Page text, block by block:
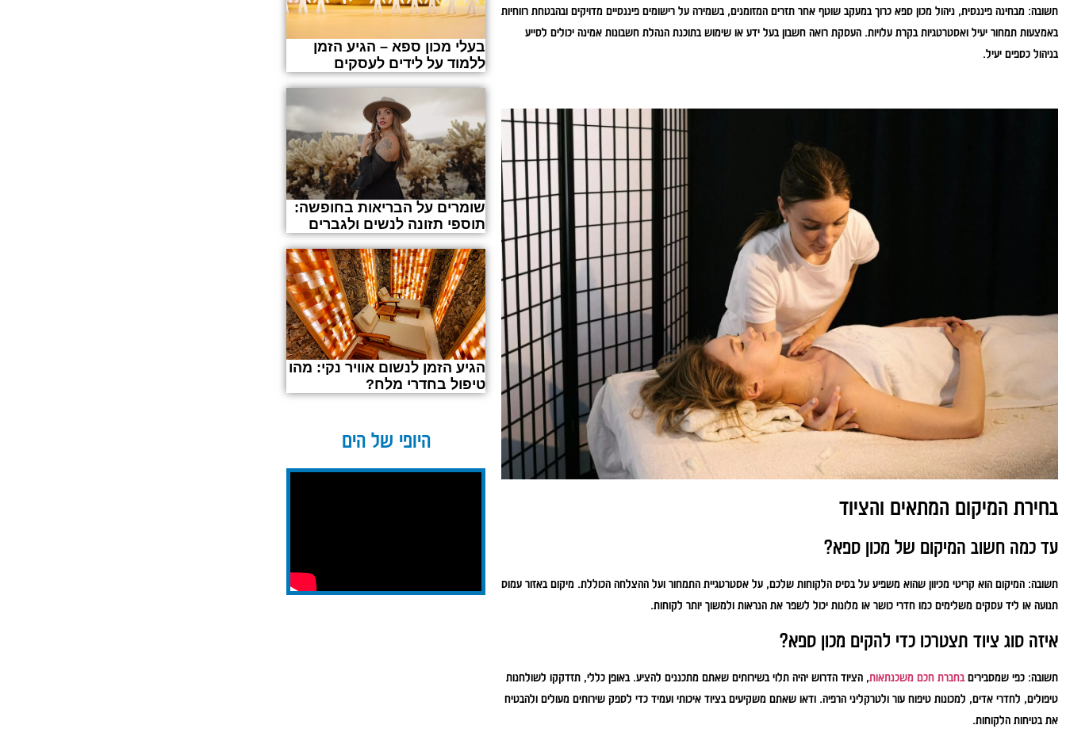
תשובה: מבחינה פיננסית, ניהול מכון ספא כרוך במעקב שוטף אחר תזרים המזומנים, בשמירה על רישומים פיננסיים מדויקים ובהבטחת רווחיות
באמצעות תמחור יעיל ואסטרטגיות בקרת עלויות. העסקת רואה חשבון בעל ידע או שימוש בתוכנת הנהלת חשבונות אמינה יכולים לסייע
בניהול כספים יעיל.
בחירת המיקום המתאים והציוד
עד כמה חשוב המיקום של מכון ספא?
תשובה: המיקום הוא קריטי מכיוון שהוא משפיע על בסיס הלקוחות שלכם, על אסטרטגיית התמחור ועל ההצלחה הכוללת. מיקום באזור עמוס
תנועה או ליד עסקים משלימים כמו חדרי כושר או מלונות יכול לשפר את הנראות ולמשוך יותר לקוחות.
איזה סוג ציוד תצטרכו כדי להקים מכון ספא?
תשובה: כפי שמסבירים בחברת חכם משכנתאות, הציוד הדרוש יהיה תלוי בשירותים שאתם מתכננים להציע. באופן כללי, תזדקקו לשולחנות
טיפולים, לחדרי אדים, למכונות טיפוח עור ולטרקליני הרפיה. ודאו שאתם משקיעים בציוד איכותי ועמיד כדי לספק שירותים מעולים ולהבטיח
את בטיחות הלקוחות.
בעלי מכון ספא – הגיע הזמן
ללמוד על לידים לעסקים
שומרים על הבריאות בחופשה:
תוספי תזונה לנשים ולגברים
הגיע הזמן לנשום אוויר נקי: מהו
טיפול בחדרי מלח?
היופי של הים